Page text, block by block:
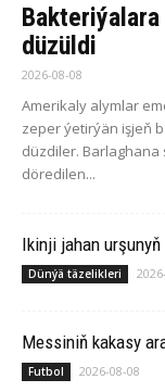
düzüldi
2026-08-08
Amerikaly alymlar
zeper ýetirýän işjeň
düzdiler. Barlaghana
döredilen...
Ikinji jahan
Dünýä täzelikleri
Messiniň kakasy
Futbol 2026-08-08